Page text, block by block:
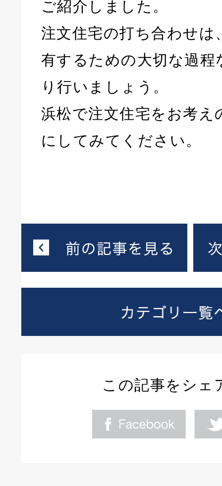
ご紹介しました。
注文住宅の打ち合わせは
有するための大切な過程
り行いましょう。
浜松で注文住宅をお考え
にしてみてください。
この記事をシェ